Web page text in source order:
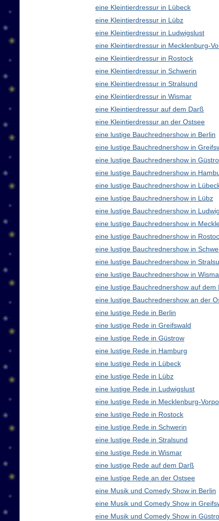
eine Kleintierdressur in Lübeck
eine Kleintierdressur in Lübz
eine Kleintierdressur in Ludwigslust
eine Kleintierdressur in Mecklenburg-
eine Kleintierdressur in Rostock
eine Kleintierdressur in Schwerin
eine Kleintierdressur in Stralsund
eine Kleintierdressur in Wismar
eine Kleintierdressur auf dem Darß
eine Kleintierdressur an der Ostsee
eine lustige Bauchrednershow in Berlin
eine lustige Bauchrednershow in
eine lustige Bauchrednershow in
eine lustige Bauchrednershow in
eine lustige Bauchrednershow in
eine lustige Bauchrednershow in Lübz
eine lustige Bauchrednershow in
eine lustige Bauchrednershow in
eine lustige Bauchrednershow in
eine lustige Bauchrednershow in
eine lustige Bauchrednershow in
eine lustige Bauchrednershow in
eine lustige Bauchrednershow auf dem
eine lustige Bauchrednershow an der
eine lustige Rede in Berlin
eine lustige Rede in Greifswald
eine lustige Rede in Güstrow
eine lustige Rede in Hamburg
eine lustige Rede in Lübeck
eine lustige Rede in Lübz
eine lustige Rede in Ludwigslust
eine lustige Rede in Mecklenburg-
eine lustige Rede in Rostock
eine lustige Rede in Schwerin
eine lustige Rede in Stralsund
eine lustige Rede in Wismar
eine lustige Rede auf dem Darß
eine lustige Rede an der Ostsee
eine Musik und Comedy Show in Berlin
eine Musik und Comedy Show in
eine Musik und Comedy Show in